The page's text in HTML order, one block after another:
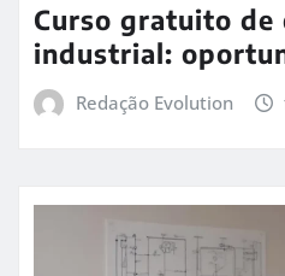
Curso gratuito de
industrial:
Redação Evolution